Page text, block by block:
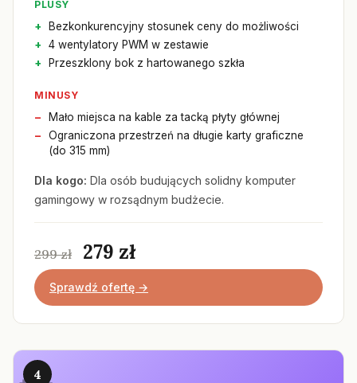
PLUSY
Bezkonkurencyjny stosunek ceny do możliwości
4 wentylatory PWM w zestawie
Przeszklony bok z hartowanego szkła
MINUSY
Mało miejsca na kable za tacką płyty głównej
Ograniczona przestrzeń na długie karty graficzne
(do 315 mm)
Dla kogo: Dla osób budujących solidny komputer
gamingowy w rozsądnym budżecie.
299 zł 279 zł
Sprawdź ofertę →
4